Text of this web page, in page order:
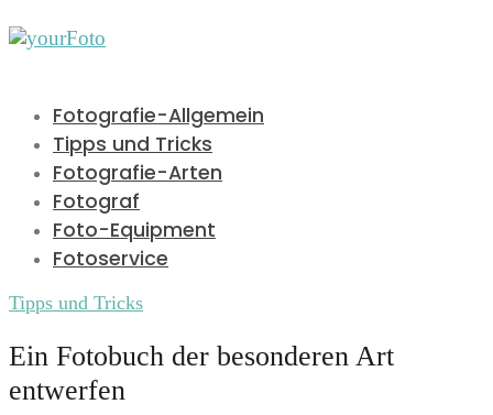
Fotografie-Allgemein
Tipps und Tricks
Fotografie-Arten
Fotograf
Foto-Equipment
Fotoservice
Tipps und Tricks
Ein Fotobuch der besonderen Art
entwerfen